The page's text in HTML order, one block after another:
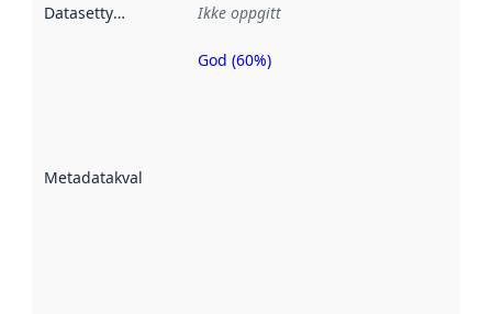
Datasettype Ikke oppgitt
Metadatakvalitet
Metadatakvalitet
God (60%)